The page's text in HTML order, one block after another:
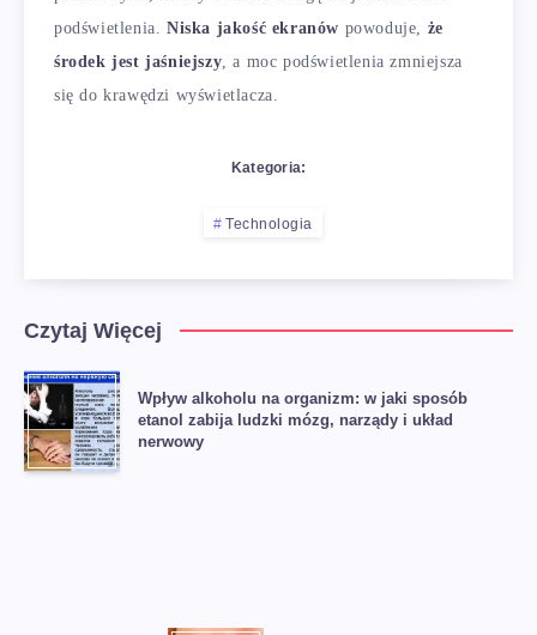
podświetlenia. Niska jakość ekranów powoduje, że
środek jest jaśniejszy , a moc podświetlenia zmniejsza
się do krawędzi wyświetlacza.
Kategoria:
Technologia
Czytaj Więcej
Wpływ alkoholu na organizm: w jaki sposób
etanol zabija ludzki mózg, narządy i układ
nerwowy